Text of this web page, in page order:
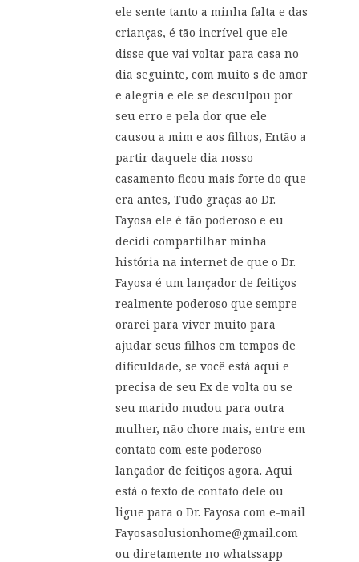
ele sente tanto a minha falta e das
crianças, é tão incrível que ele
disse que vai voltar para casa no
dia seguinte, com muito s de amor
e alegria e ele se desculpou por
seu erro e pela dor que ele
causou a mim e aos filhos, Então a
partir daquele dia nosso
casamento ficou mais forte do que
era antes, Tudo graças ao Dr.
Fayosa ele é tão poderoso e eu
decidi compartilhar minha
história na internet de que o Dr.
Fayosa é um lançador de feitiços
realmente poderoso que sempre
orarei para viver muito para
ajudar seus filhos em tempos de
dificuldade, se você está aqui e
precisa de seu Ex de volta ou se
seu marido mudou para outra
mulher, não chore mais, entre em
contato com este poderoso
lançador de feitiços agora. Aqui
está o texto de contato dele ou
ligue para o Dr. Fayosa com e-mail
Fayosasolusionhome@gmail.com
ou diretamente no whatssapp